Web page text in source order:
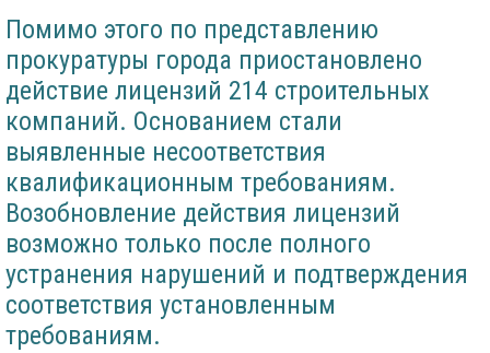
Помимо этого по представлению
прокуратуры города приостановлено
действие лицензий 214 строительных
компаний. Основанием стали
выявленные несоответствия
квалификационным требованиям.
Возобновление действия лицензий
возможно только после полного
устранения нарушений и подтверждения
соответствия установленным
требованиям.